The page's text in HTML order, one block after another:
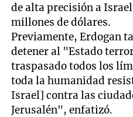
de alta precisión a
millones de dólares.
Previamente, Erdogan
detener al "Estado
traspasado todos los
toda la humanidad
Israel] contra las
Jerusalén", enfatizó.